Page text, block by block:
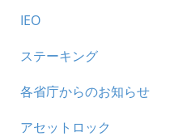
IEO
ステーキング
各省庁からのお知らせ
アセットロック